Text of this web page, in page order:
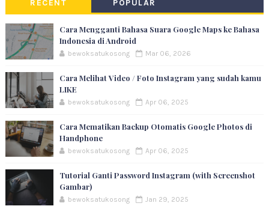
RECENT POPULAR
Cara Mengganti Bahasa Suara Google Maps ke Bahasa
Indonesia di Android
bewoksatukosong Mar 06, 2026
Cara Melihat Video / Foto Instagram yang sudah kamu
LIKE
bewoksatukosong Apr 06, 2025
Cara Mematikan Backup Otomatis Google Photos di
Handphone
bewoksatukosong Apr 06, 2025
Tutorial Ganti Password Instagram (with Screenshot
Gambar)
bewoksatukosong Jan 29, 2025